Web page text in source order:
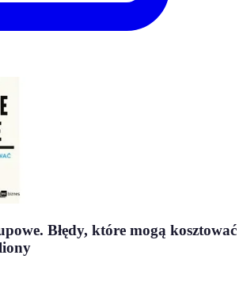
Błędy, które mogą kosztować